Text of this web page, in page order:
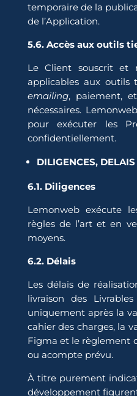
temporaire de la
de l’Application.
5.6. Accès aux outils
Le Client souscrit et
applicables aux outils
emailing, paiement,
nécessaires.
pour exécuter les
confidentiellement.
DILIGENCES, DELAIS
6.1. Diligences
Lemonweb exécute
règles de l’art et en
moyens.
6.2. Délais
Les délais de
livraison des
uniquement après la
cahier des charges, la
Figma et le règlement
ou acompte prévu.
À titre purement
développement